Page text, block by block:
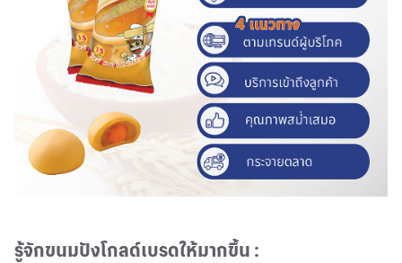
รู้จักขนมปังโกลด์เบรดให้มากขึ้น :